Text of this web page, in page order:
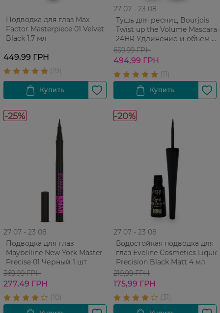
Подводка для глаз Max
Factor Masterpiece 01 Velvet
Black 1,7 мл
449,99 ГРН
27 07 - 23 08
Тушь для ресниц Bourjois
Twist up the Volume Mascara
24HR Удлинение и объем 8
мл
659,99 ГРН
494,99 ГРН
-25%
27 07 - 23 08
Подводка для глаз
Maybelline New York Master
Precise 01 Черный 1 шт
369,99 ГРН
277,49 ГРН
-20%
27 07 - 23 08
Водостойкая подводка для
глаз Eveline Cosmetics Liquid
Precision Black Matt 4 мл
219,99 ГРН
175,99 ГРН